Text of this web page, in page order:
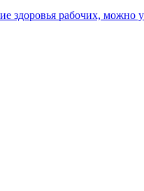
рабочих, можно